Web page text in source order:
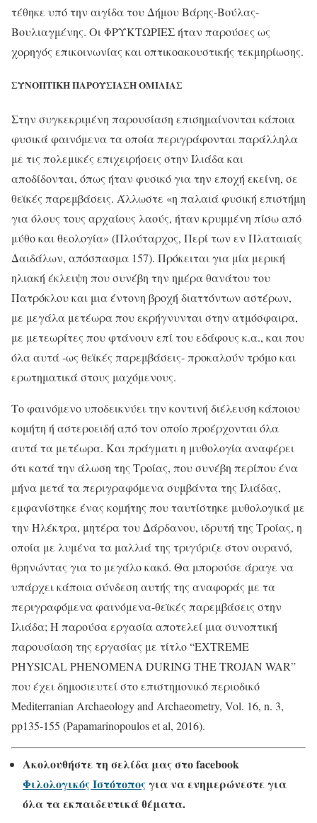
τέθηκε υπό την αιγίδα του Δήμου Βάρης-Βούλας-
Βουλιαγμένης. Οι ΦΡΥΚΤΩΡΙΕΣ ήταν παρούσες ως
χορηγός επικοινωνίας και οπτικοακουστικής τεκμηρίωσης.
ΣΥΝΟΠΤΙΚΗ ΠΑΡΟΥΣΙΑΣΗ ΟΜΙΛΙΑΣ
Στην συγκεκριμένη παρουσίαση επισημαίνονται κάποια
φυσικά φαινόμενα τα οποία περιγράφονται παράλληλα
με τις πολεμικές επιχειρήσεις στην Ιλιάδα και
αποδίδονται, όπως ήταν φυσικό για την εποχή εκείνη, σε
θεϊκές παρεμβάσεις. Άλλωστε «η παλαιά φυσική επιστήμη
για όλους τους αρχαίους λαούς, ήταν κρυμμένη πίσω από
μύθο και θεολογία» (Πλούταρχος, Περί των εν Πλαταιαίς
Δαιδάλων, απόσπασμα 157). Πρόκειται για μία μερική
ηλιακή έκλειψη που συνέβη την ημέρα θανάτου του
Πατρόκλου και μια έντονη βροχή διαττόντων αστέρων,
με μεγάλα μετέωρα που εκρήγνυνται στην ατμόσφαιρα,
με μετεωρίτες που φτάνουν επί του εδάφους κ.α., και που
όλα αυτά -ως θεϊκές παρεμβάσεις- προκαλούν τρόμο και
ερωτηματικά στους μαχόμενους.
Το φαινόμενο υποδεικνύει την κοντινή διέλευση κάποιου
κομήτη ή αστεροειδή από τον οποίο προέρχονται όλα
αυτά τα μετέωρα. Και πράγματι η μυθολογία αναφέρει
ότι κατά την άλωση της Τροίας, που συνέβη περίπου ένα
μήνα μετά τα περιγραφόμενα συμβάντα της Ιλιάδας,
εμφανίστηκε ένας κομήτης που ταυτίστηκε μυθολογικά με
την Ηλέκτρα, μητέρα του Δάρδανου, ιδρυτή της Τροίας, η
οποία με λυμένα τα μαλλιά της τριγύριζε στον ουρανό,
θρηνώντας για το μεγάλο κακό. Θα μπορούσε άραγε να
υπάρχει κάποια σύνδεση αυτής της αναφοράς με τα
περιγραφόμενα φαινόμενα-θεϊκές παρεμβάσεις στην
Ιλιάδα; Η παρούσα εργασία αποτελεί μια συνοπτική
παρουσίαση της εργασίας με τίτλο “EXTREME
PHYSICAL PHENOMENA DURING THE TROJAN WAR”
που έχει δημοσιευτεί στο επιστημονικό περιοδικό
Mediterranian Archaeology and Archaeometry, Vol. 16, n. 3,
pp135-155 (Papamarinopoulos et al, 2016).
Ακολουθήστε τη σελίδα μας στοfacebook
Φιλολογικός Ιστότοποςγια να ενημερώνεστε για
όλα τα εκπαιδευτικά θέματα.